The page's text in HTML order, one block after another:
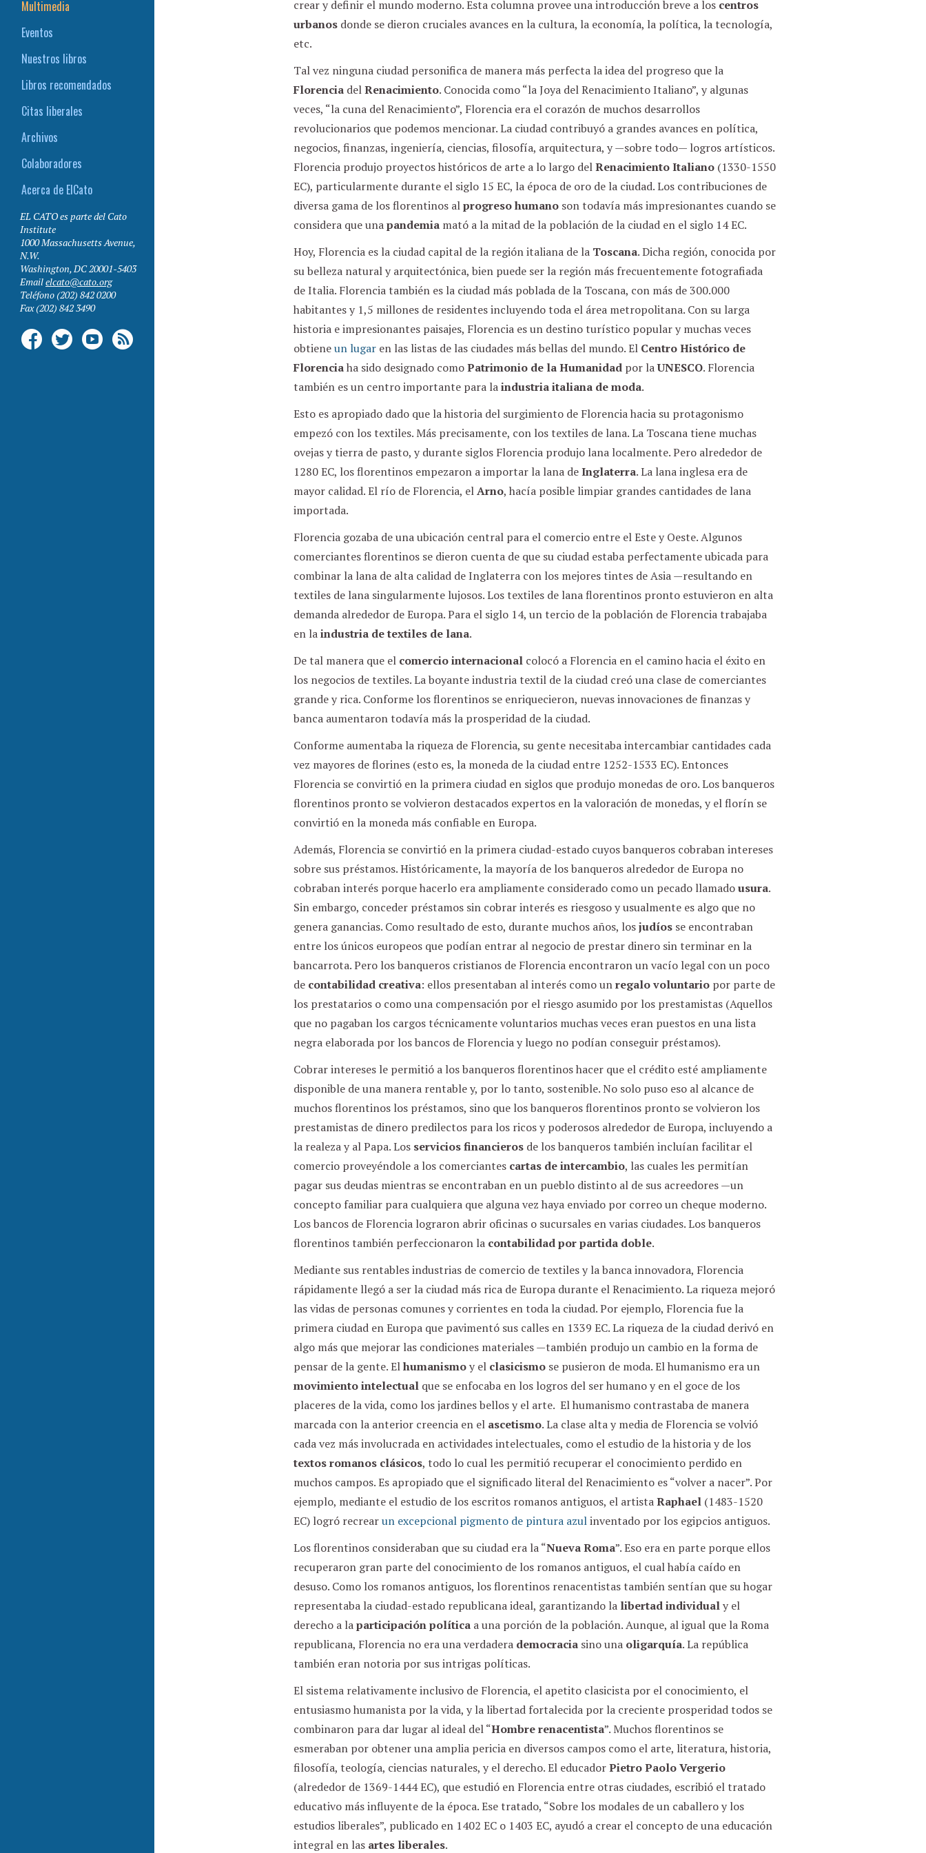
crear y definir el mundo moderno. Esta columna provee una introducción breve a los centros
urbanosdonde se dieron cruciales avances en la cultura, la economía, la política, la tecnología,
etc.
Tal vez ninguna ciudad personifica de manera más perfecta la idea del progreso que la
Florencia delRenacimiento. Conocida como “la Joya del Renacimiento Italiano”, y algunas
veces, “la cuna del Renacimiento”, Florencia era el corazón de muchos desarrollos
revolucionarios que podemos mencionar. La ciudad contribuyó a grandes avances en política,
negocios, finanzas, ingeniería, ciencias, filosofía, arquitectura, y —sobre todo— logros artísticos.
Florencia produjo proyectos históricos de arte a lo largo delRenacimiento Italiano(1330-1550
EC), particularmente durante el siglo 15 EC, la época de oro de la ciudad. Los contribuciones de
diversa gama de los florentinos alprogreso humanoson todavía más impresionantes cuando se
considera que unapandemiamató a la mitad de la población de la ciudad en el siglo 14 EC.
Hoy, Florencia es la ciudad capital de la región italiana de la Toscana. Dicha región, conocida por
su belleza natural y arquitectónica, bien puede ser la región más frecuentemente fotografiada
de Italia. Florencia también es la ciudad más poblada de la Toscana, con más de 300.000
habitantes y 1,5 millones de residentes incluyendo toda el área metropolitana. Con su larga
historia e impresionantes paisajes, Florencia es un destino turístico popular y muchas veces
obtieneun lugaren las listas de las ciudades más bellas del mundo. El Centro Histórico de
Florenciaha sido designado comoPatrimonio de la Humanidadpor laUNESCO. Florencia
también es un centro importante para laindustria italiana de moda.
Esto es apropiado dado que la historia del surgimiento de Florencia hacia su protagonismo
empezó con los textiles. Más precisamente, con los textiles de lana. La Toscana tiene muchas
ovejas y tierra de pasto, y durante siglos Florencia produjo lana localmente. Pero alrededor de
1280 EC, los florentinos empezaron a importar la lana deInglaterra. La lana inglesa era de
mayor calidad. El río de Florencia, elArno, hacía posible limpiar grandes cantidades de lana
importada.
Florencia gozaba de una ubicación central para el comercio entre el Este y Oeste. Algunos
comerciantes florentinos se dieron cuenta de que su ciudad estaba perfectamente ubicada para
combinar la lana de alta calidad de Inglaterra con los mejores tintes de Asia —resultando en
textiles de lana singularmente lujosos. Los textiles de lana florentinos pronto estuvieron en alta
demanda alrededor de Europa. Para el siglo 14, un tercio de la población de Florencia trabajaba
en laindustria de textiles de lana.
De tal manera que el comercio internacionalcolocó a Florencia en el camino hacia el éxito en
los negocios de textiles. La boyante industria textil de la ciudad creó una clase de comerciantes
grande y rica. Conforme los florentinos se enriquecieron, nuevas innovaciones de finanzas y
banca aumentaron todavía más la prosperidad de la ciudad.
Conforme aumentaba la riqueza de Florencia, su gente necesitaba intercambiar cantidades cada
vez mayores de florines (esto es, la moneda de la ciudad entre 1252-1533 EC). Entonces
Florencia se convirtió en la primera ciudad en siglos que produjo monedas de oro. Los banqueros
florentinos pronto se volvieron destacados expertos en la valoración de monedas, y el florín se
convirtió en la moneda más confiable en Europa.
Además, Florencia se convirtió en la primera ciudad-estado cuyos banqueros cobraban intereses
sobre sus préstamos. Históricamente, la mayoría de los banqueros alrededor de Europa no
cobraban interés porque hacerlo era ampliamente considerado como un pecado llamadousura.
Sin embargo, conceder préstamos sin cobrar interés es riesgoso y usualmente es algo que no
genera ganancias. Como resultado de esto, durante muchos años, losjudíos se encontraban
entre los únicos europeos que podían entrar al negocio de prestar dinero sin terminar en la
bancarrota. Pero los banqueros cristianos de Florencia encontraron un vacío legal con un poco
de contabilidad creativa: ellos presentaban al interés como unregalo voluntariopor parte de
los prestatarios o como una compensación por el riesgo asumido por los prestamistas (Aquellos
que no pagaban los cargos técnicamente voluntarios muchas veces eran puestos en una lista
negra elaborada por los bancos de Florencia y luego no podían conseguir préstamos).
Cobrar intereses le permitió a los banqueros florentinos hacer que el crédito esté ampliamente
disponible de una manera rentable y, por lo tanto, sostenible. No solo puso eso al alcance de
muchos florentinos los préstamos, sino que los banqueros florentinos pronto se volvieron los
prestamistas de dinero predilectos para los ricos y poderosos alrededor de Europa, incluyendo a
la realeza y al Papa. Los servicios financieros de los banqueros también incluían facilitar el
comercio proveyéndole a los comerciantes cartas de intercambio, las cuales les permitían
pagar sus deudas mientras se encontraban en un pueblo distinto al de sus acreedores —un
concepto familiar para cualquiera que alguna vez haya enviado por correo un cheque moderno.
Los bancos de Florencia lograron abrir oficinas o sucursales en varias ciudades. Los banqueros
florentinos también perfeccionaron la contabilidad por partida doble.
Mediante sus rentables industrias de comercio de textiles y la banca innovadora, Florencia
rápidamente llegó a ser la ciudad más rica de Europa durante el Renacimiento. La riqueza mejoró
las vidas de personas comunes y corrientes en toda la ciudad. Por ejemplo, Florencia fue la
primera ciudad en Europa que pavimentó sus calles en 1339 EC. La riqueza de la ciudad derivó en
algo más que mejorar las condiciones materiales —también produjo un cambio en la forma de
pensar de la gente. Elhumanismoy el clasicismose pusieron de moda. El humanismo era un
movimiento intelectualque se enfocaba en los logros del ser humano y en el goce de los
placeres de la vida, como los jardines bellos y el arte. El humanismo contrastaba de manera
marcada con la anterior creencia en el ascetismo. La clase alta y media de Florencia se volvió
cada vez más involucrada en actividades intelectuales, como el estudio de la historia y de los
textos romanos clásicos, todo lo cual les permitió recuperar el conocimiento perdido en
muchos campos. Es apropiado que el significado literal del Renacimiento es “volver a nacer”. Por
ejemplo, mediante el estudio de los escritos romanos antiguos, el artistaRaphael(1483-1520
EC) logró recrearun excepcional pigmento de pintura azulinventado por los egipcios antiguos.
Los florentinos consideraban que su ciudad era la “Nueva Roma”. Eso era en parte porque ellos
recuperaron gran parte del conocimiento de los romanos antiguos, el cual había caído en
desuso. Como los romanos antiguos, los florentinos renacentistas también sentían que su hogar
representaba la ciudad-estado republicana ideal, garantizando la libertad individualy el
derecho a laparticipación política a una porción de la población. Aunque, al igual que la Roma
republicana, Florencia no era una verdadera democracia sino una oligarquía. La república
también eran notoria por sus intrigas políticas.
El sistema relativamente inclusivo de Florencia, el apetito clasicista por el conocimiento, el
entusiasmo humanista por la vida, y la libertad fortalecida por la creciente prosperidad todos se
combinaron para dar lugar al ideal del “Hombre renacentista”. Muchos florentinos se
esmeraban por obtener una amplia pericia en diversos campos como el arte, literatura, historia,
filosofía, teología, ciencias naturales, y el derecho. El educadorPietro Paolo Vergerio
(alrededor de 1369-1444 EC), que estudió en Florencia entre otras ciudades, escribió el tratado
educativo más influyente de la época. Ese tratado, “Sobre los modales de un caballero y los
estudios liberales”, publicado en 1402 EC o 1403 EC, ayudó a crear el concepto de una educación
integral en lasartes liberales.
Multimedia
Eventos
Nuestros libros
Libros recomendados
Citas liberales
Archivos
Colaboradores
Acerca de ElCato
EL CATO es parte del Cato
Institute
1000 Massachusetts Avenue,
N.W.
Washington,DC20001-5403
Emailelcato@cato.org
Teléfono(202) 842 0200
Fax(202) 842 3490